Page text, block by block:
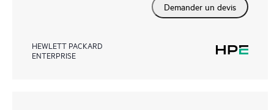
Demander un devis
HEWLETT PACKARD
ENTERPRISE